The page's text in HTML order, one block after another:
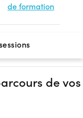
de formation
de vos